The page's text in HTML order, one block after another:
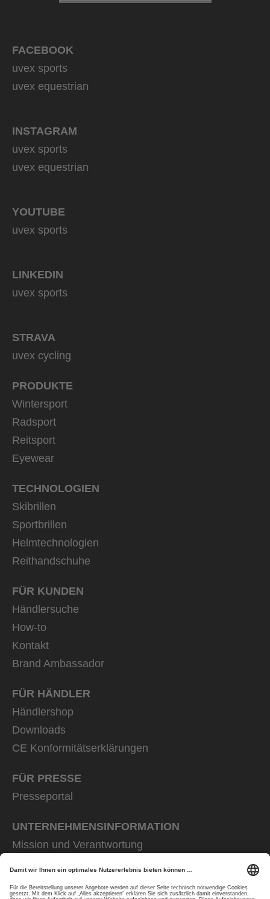
FACEBOOK
uvex sports
uvex equestrian
INSTAGRAM
uvex sports
uvex equestrian
YOUTUBE
uvex sports
LINKEDIN
uvex sports
STRAVA
uvex cycling
PRODUKTE
Wintersport
Radsport
Reitsport
Eyewear
TECHNOLOGIEN
Skibrillen
Sportbrillen
Helmtechnologien
Reithandschuhe
FÜR KUNDEN
Händlersuche
How-to
Kontakt
Brand Ambassador
FÜR HÄNDLER
Händlershop
Downloads
CE Konformitätserklärungen
FÜR PRESSE
Presseportal
UNTERNEHMENS­INFORMATION
Mission und Verantwortung